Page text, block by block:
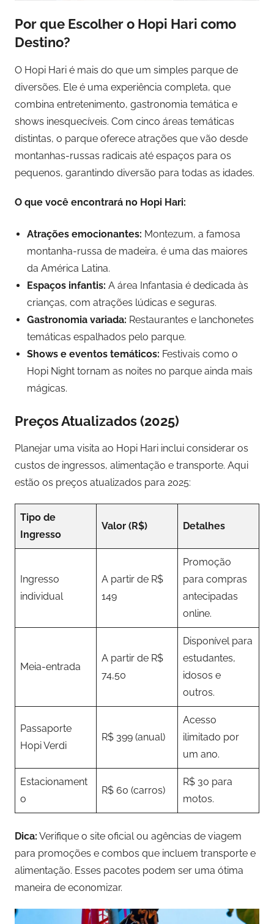
Por que Escolher o Hopi Hari como
Destino?
O Hopi Hari é mais do que um simples parque de
diversões. Ele é uma experiência completa, que
combina entretenimento, gastronomia temática e
shows inesquecíveis. Com cinco áreas temáticas
distintas, o parque oferece atrações que vão desde
montanhas-russas radicais até espaços para os
pequenos, garantindo diversão para todas as idades.
O que você encontrará no Hopi Hari:
Atrações emocionantes: Montezum, a famosa
montanha-russa de madeira, é uma das maiores
da América Latina.
Espaços infantis: A área Infantasia é dedicada às
crianças, com atrações lúdicas e seguras.
Gastronomia variada: Restaurantes e lanchonetes
temáticas espalhados pelo parque.
Shows e eventos temáticos: Festivais como o
Hopi Night tornam as noites no parque ainda mais
mágicas.
Preços Atualizados (2025)
Planejar uma visita ao Hopi Hari inclui considerar os
custos de ingressos, alimentação e transporte. Aqui
estão os preços atualizados para 2025:
Tipo de
Ingresso
Valor (R$) Detalhes
Ingresso
individual
A partir de R$
149
Promoção
para compras
antecipadas
online.
Meia-entrada
A partir de R$
74,50
Disponível para
estudantes,
idosos e
outros.
Passaporte
Hopi Verdi
R$ 399 (anual)
Acesso
ilimitado por
um ano.
Estacionament
o
R$ 60 (carros)
R$ 30 para
motos.
Dica: Verifique o site oficial ou agências de viagem
para promoções e combos que incluem transporte e
alimentação. Esses pacotes podem ser uma ótima
maneira de economizar.